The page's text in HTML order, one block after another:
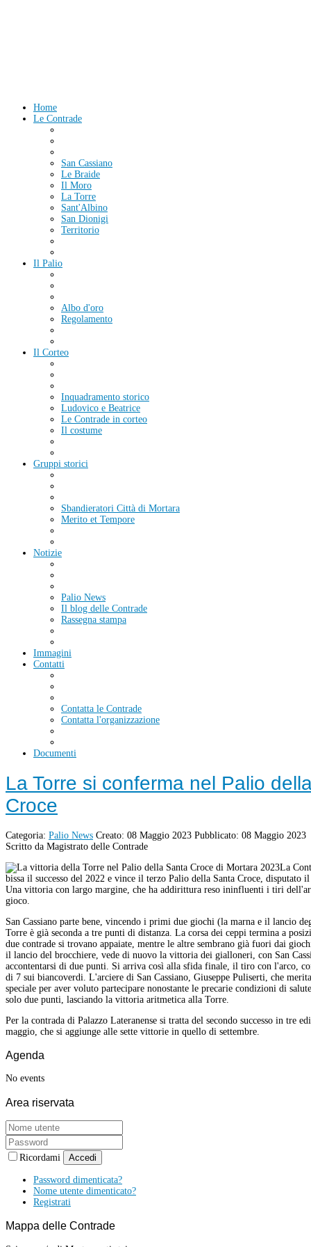
Home
Le Contrade
San Cassiano
Le Braide
Il Moro
La Torre
Sant'Albino
San Dionigi
Territorio
Il Palio
Albo d'oro
Regolamento
Il Corteo
Inquadramento storico
Ludovico e Beatrice
Le Contrade in corteo
Il costume
Gruppi storici
Sbandieratori Città di Mortara
Merito et Tempore
Notizie
Palio News
Il blog delle Contrade
Rassegna stampa
Immagini
Contatti
Contatta le Contrade
Contatta l'organizzazione
Documenti
La Torre si conferma nel Palio
Croce
Categoria: Palio News Creato: 08 Maggio 2023 Pubblicato: 08 Maggio 2023
Scritto da Magistrato delle Contrade
La
bissa il successo del 2022 e vince il terzo Palio della Santa Croce, disputato
Una vittoria con largo margine, che ha addirittura reso ininfluenti i tiri
gioco.
San Cassiano parte bene, vincendo i primi due giochi (la marna e il lancio
Torre è già seconda a tre punti di distanza. La corsa dei ceppi termina a
due contrade si trovano appaiate, mentre le altre sembrano già fuori dai
il lancio del brocchiere, vede di nuovo la vittoria dei gialloneri, con San
accontentarsi di due punti. Si arriva così alla sfida finale, il tiro con l'arco,
di 7 sui biancoverdi. L'arciere di San Cassiano, Giuseppe Puliserti, che
speciale per aver voluto partecipare nonostante le precarie condizioni di
solo due punti, lasciando la vittoria aritmetica alla Torre.
Per la contrada di Palazzo Lateranense si tratta del secondo successo in tre
maggio, che si aggiunge alle sette vittorie in quello di settembre.
Agenda
No events
Area riservata
Ricordami Accedi
Password dimenticata?
Nome utente dimenticato?
Registrati
Mappa delle Contrade